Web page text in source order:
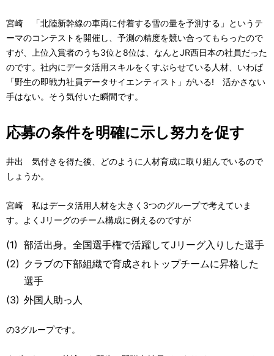
宮崎 「北陸新幹線の車両に付着する雪の量を予測する」というテ
ーマのコンテストを開催し、予測の精度を競い合ってもらったので
すが、上位入賞者のうち3位と8位は、なんとJR西日本の社員だった
のです。社内にデータ活用スキルをくすぶらせている人材、いわば
「野生の即戦力社員データサイエンティスト」がいる! 活かさない
手はない。そう気付いた瞬間です。
応募の条件を明確に示し努力を促す
井出 気付きを得た後、どのように人材育成に取り組んでいるので
しょうか。
宮崎 私はデータ活用人材を大きく3つのグループで考えていま
す。よくJリーグのチーム構成に例えるのですが
(1) 部活出身。全国選手権で活躍してJリーグ入りした選手
(2) クラブの下部組織で育成されトップチームに昇格した
選手
(3) 外国人助っ人
の3グループです。